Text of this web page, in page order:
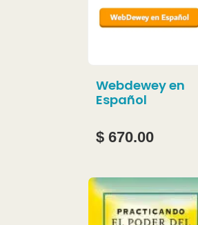
Webdewey en
Español
$ 670.00